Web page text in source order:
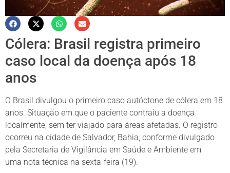
Cólera: Brasil registra primeiro
caso local da doença após 18
anos
O Brasil divulgou o primeiro caso autóctone de cólera em 18
anos. Situação em que o paciente contraiu a doença
localmente, sem ter viajado para áreas afetadas. O registro
ocorreu na cidade de Salvador, Bahia, conforme divulgado
pela Secretaria de Vigilância em Saúde e Ambiente em
uma nota técnica na sexta-feira (19).